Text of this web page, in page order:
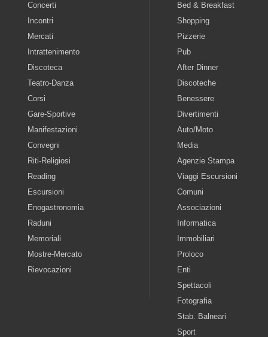
Concerti
Incontri
Mercati
Intrattenimento
Discoteca
Teatro-Danza
Corsi
Gare-Sportive
Manifestazioni
Convegni
Riti-Religiosi
Reading
Escursioni
Enogastronomia
Raduni
Memoriali
Mostre-Mercato
Rievocazioni
Bed & Breakfast
Shopping
Pizzerie
Pub
After Dinner
Discoteche
Benessere
Divertimenti
Auto/Moto
Media
Agenzie Stampa
Viaggi Escursioni
Comuni
Associazioni
Informatica
Immobiliari
Proloco
Enti
Spettacoli
Fotografia
Stab. Balneari
Sport